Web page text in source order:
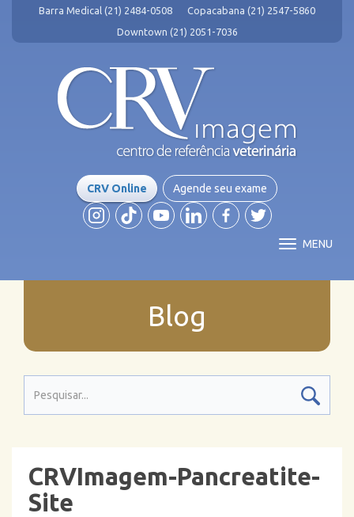
Barra Medical (21) 2484-0508
Copacabana (21) 2547-5860
Downtown (21) 2051-7036
CRV Online Agende seu exame
MENU
Blog
CRVImagem-Pancreatite-
Site